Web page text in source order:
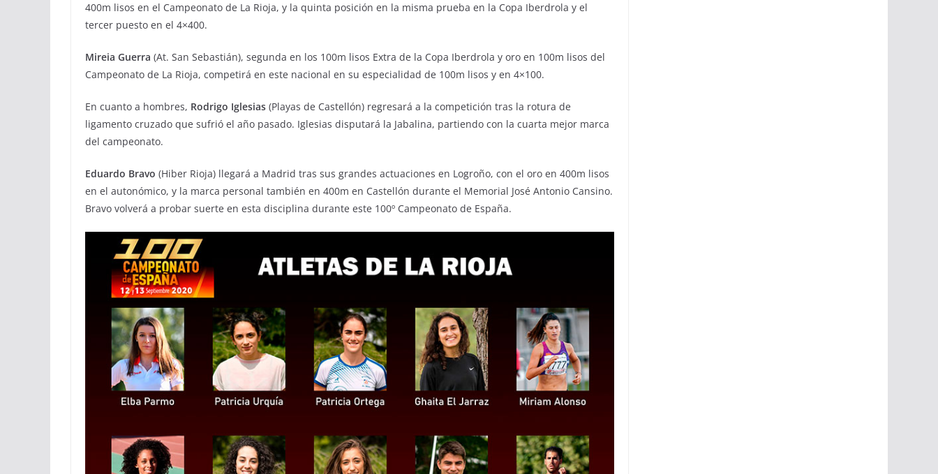
400m lisos en el Campeonato de La Rioja, y la quinta posición en la misma prueba en la Copa Iberdrola y el
tercer puesto en el 4×400.
Mireia Guerra (At. San Sebastián), segunda en los 100m lisos Extra de la Copa Iberdrola y oro en 100m lisos del
Campeonato de La Rioja, competirá en este nacional en su especialidad de 100m lisos y en 4×100.
En cuanto a hombres, Rodrigo Iglesias (Playas de Castellón) regresará a la competición tras la rotura de
ligamento cruzado que sufrió el año pasado. Iglesias disputará la Jabalina, partiendo con la cuarta mejor marca
del campeonato.
Eduardo Bravo (Hiber Rioja) llegará a Madrid tras sus grandes actuaciones en Logroño, con el oro en 400m lisos
en el autonómico, y la marca personal también en 400m en Castellón durante el Memorial José Antonio Cansino.
Bravo volverá a probar suerte en esta disciplina durante este 100º Campeonato de España.